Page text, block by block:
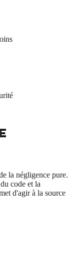
la négligence pure.
code et la
d'agir à la source